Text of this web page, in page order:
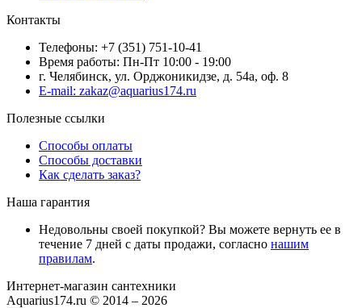
Контакты
Телефоны: +7 (351) 751-10-41
Время работы: Пн-Пт 10:00 - 19:00
г. Челябинск, ул. Орджоникидзе, д. 54а, оф. 8
E-mail: zakaz@aquarius174.ru
Полезные ссылки
Способы оплаты
Способы доставки
Как сделать заказ?
Наша гарантия
Недовольны своей покупкой? Вы можете вернуть ее в
течение 7 дней с даты продажи, согласно нашим
правилам.
Интернет-магазин сантехники
Aquarius174.ru © 2014 – 2026